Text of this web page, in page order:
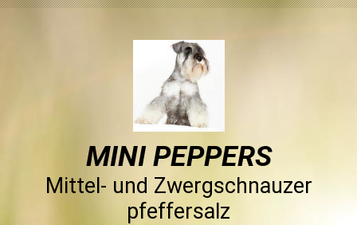
MINI PEPPERS
Mittel- und Zwergschnauzer
pfeffersalz